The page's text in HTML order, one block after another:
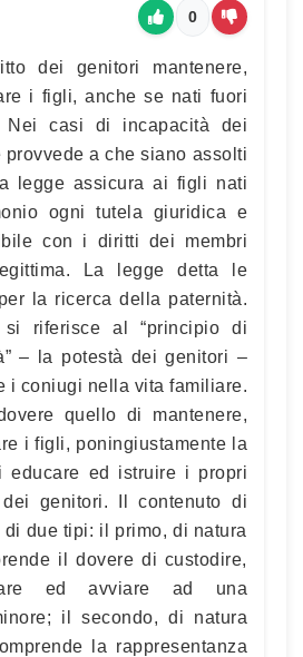
0
dei genitori mantenere,
i figli, anche se nati fuori
Nei casi di incapacità dei
a che siano assolti
legge assicura ai figli nati
ogni tutela giuridica e
con i diritti dei membri
La legge detta le
la ricerca della paternità.
si riferisce al “principio di
– la potestà dei genitori –
i coniugi nella vita familiare.
quello di mantenere,
i figli, poningiustamente la
educare ed istruire i propri
genitori. Il contenuto di
due tipi: il primo, di natura
il dovere di custodire,
ed avviare ad una
il secondo, di natura
la rappresentanza